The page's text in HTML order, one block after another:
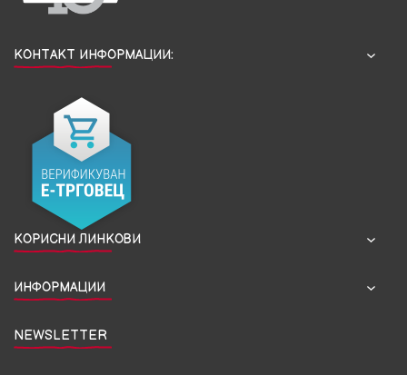
КОНТАКТ ИНФОРМАЦИИ:
КОРИСНИ ЛИНКОВИ
ИНФОРМАЦИИ
NEWSLETTER